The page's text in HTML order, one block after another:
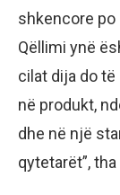
shkencore
Qëllimi ynë
cilat dija do
në produkt,
dhe në një
qytetarët”, tha